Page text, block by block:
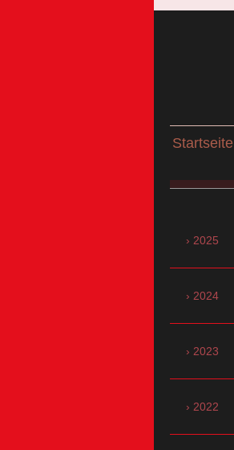
Startseite
2025
2024
2023
2022